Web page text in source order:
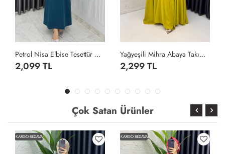
Petrol Nisa Elbise Tesettür Giyim Petrol Yeşili
2,099 TL
Yağyeşili Mihra Abaya Takım Tesettür Giyim Yağ Yeşili
2,299 TL
Çok Satan Ürünler
KARGO BEDAVA KARGO BEDAVA